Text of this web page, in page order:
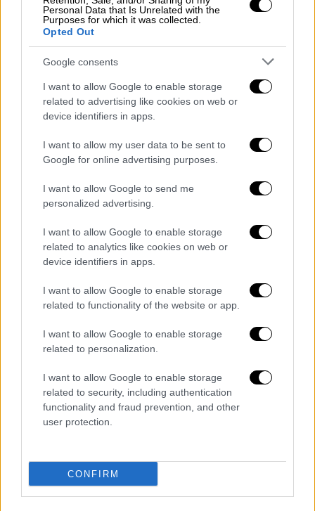
Personal Data that Is Unrelated with the
Purposes for which it was collected.
Opted Out
Google consents
I want to allow Google to enable storage
related to advertising like cookies on web or
device identifiers in apps.
I want to allow my user data to be sent to
Google for online advertising purposes.
I want to allow Google to send me
personalized advertising.
I want to allow Google to enable storage
related to analytics like cookies on web or
device identifiers in apps.
I want to allow Google to enable storage
related to functionality of the website or app.
I want to allow Google to enable storage
related to personalization.
I want to allow Google to enable storage
related to security, including authentication
functionality and fraud prevention, and other
user protection.
CONFIRM
Ελλάδα|25.11.2022 20:39
Τελεσίδικα αθώα η αναισθησιολόγος για
τον θάνατο της μικρής Μελίνας στην
Η αναισθησιολόγος, είχε αθωωθεί από την
κατηγορία της ανθρωποκτονίας από αμέλεια
δικαστήριο
Ελλάδα|22.09.2022 11:52
Παίδων «Αγία Σοφία»: Συνεχίζονται οι
έλλειψης αναισθησιολόγων - Οι λύσεις
του υπουργείου